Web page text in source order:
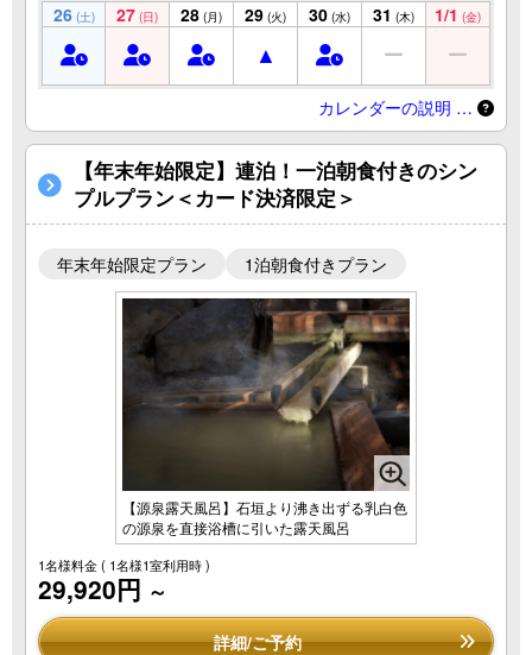
26 (土) 27 (日) 28 (月) 29 (火) 30 (水) 31 (木) 1/1 (金)
カレンダーの説明 …
【年末年始限定】連泊！一泊朝食付きのシン
プルプラン＜カード決済限定＞
年末年始限定プラン 1泊朝食付きプラン
【源泉露天風呂】石垣より沸き出ずる乳白色
の源泉を直接浴槽に引いた露天風呂
1名様料金( 1名様1室利用時 )
29,920円 ～
詳細/ご予約